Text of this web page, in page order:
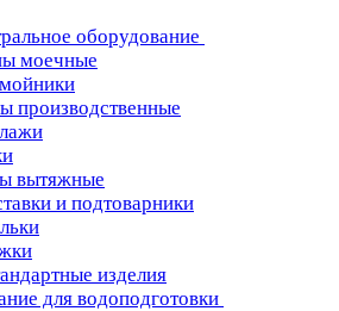
оборудование
моечные
производственные
вытяжные
и подтоварники
изделия
для водоподготовки